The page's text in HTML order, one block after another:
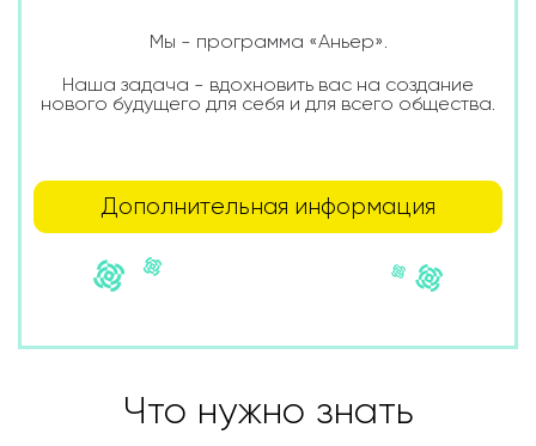
Мы - программа «Аньер».
Наша задача - вдохновить вас на создание
нового будущего для себя и для всего общества.
Дополнительная информация
Что нужно знать